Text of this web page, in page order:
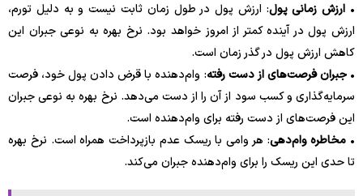
• ارزش زمانی پول: ارزش پول در طول زمان ثابت نیست و به دلیل تورم،
ارزش پول در آینده کمتر از امروز خواهد بود. نرخ بهره به نوعی جبران این
کاهش ارزش پول در گذر زمان است.
•جبران فرصت‌های از دست رفته: وام‌دهنده با قرض دادن پول خود، فرصت
سرمایه‌گذاری و کسب سود از آن را از دست می‌دهد. نرخ بهره به نوعی جبران
این فرصت‌های از دست رفته برای وام‌دهنده است.
• مخاطره وام‌دهی: هر وامی با ریسک عدم بازپرداخت همراه است. نرخ بهره
تا حدی این ریسک را برای وام‌دهنده جبران می‌کند.